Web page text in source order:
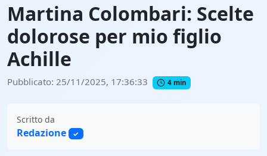
Martina Colombari: Scelte
dolorose per mio figlio
Achille
Pubblicato: 25/11/2025, 17:36:33 4 min
Scritto da
Redazione ✓